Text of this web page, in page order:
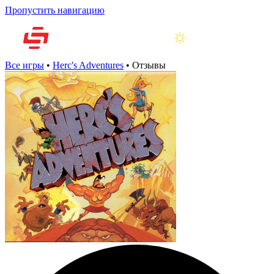
Пропустить навигацию
Все игры • Herc's Adventures • Отзывы